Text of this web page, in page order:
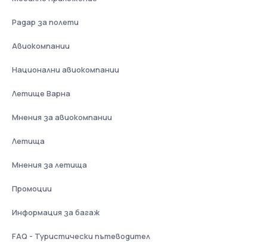
Радар за полети
Авиокомпании
Национални авиокомпании
Летище Варна
Мнения за авиокомпании
Летища
Мнения за летища
Промоции
Информация за багаж
FAQ - Туристически пътеводител